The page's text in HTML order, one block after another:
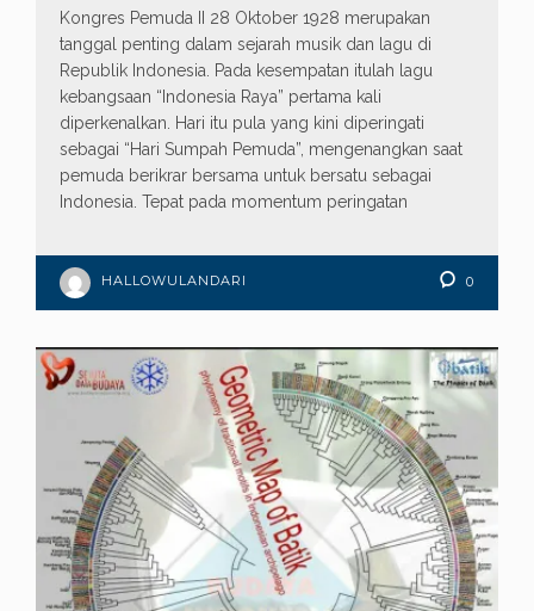
Kongres Pemuda II 28 Oktober 1928 merupakan
tanggal penting dalam sejarah musik dan lagu di
Republik Indonesia. Pada kesempatan itulah lagu
kebangsaan “Indonesia Raya” pertama kali
diperkenalkan. Hari itu pula yang kini diperingati
sebagai “Hari Sumpah Pemuda”, mengenangkan saat
pemuda berikrar bersama untuk bersatu sebagai
Indonesia. Tepat pada momentum peringatan
HALLOWULANDARI 0